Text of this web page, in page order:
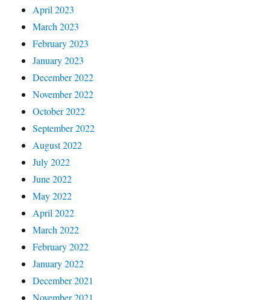
April 2023
March 2023
February 2023
January 2023
December 2022
November 2022
October 2022
September 2022
August 2022
July 2022
June 2022
May 2022
April 2022
March 2022
February 2022
January 2022
December 2021
November 2021